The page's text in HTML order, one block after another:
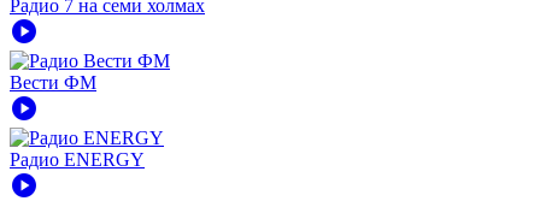
Радио 7 на семи холмах
play_circle
Вести ФМ
play_circle
Радио ENERGY
play_circle